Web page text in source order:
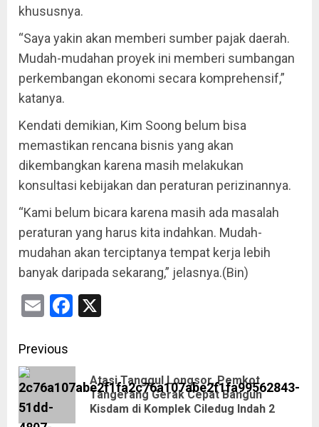
khususnya.
“Saya yakin akan memberi sumber pajak daerah.
Mudah-mudahan proyek ini memberi sumbangan
perkembangan ekonomi secara komprehensif,”
katanya.
Kendati demikian, Kim Soong belum bisa
memastikan rencana bisnis yang akan
dikembangkan karena masih melakukan
konsultasi kebijakan dan peraturan perizinannya.
“Kami belum bicara karena masih ada masalah
peraturan yang harus kita indahkan. Mudah-
mudahan akan terciptanya tempat kerja lebih
banyak daripada sekarang,” jelasnya.(Bin)
EmailFacebook
Previous
Atasi Tanggul Longsor, Pemkot
Tangerang Gerak Cepat Bangun
Kisdam di Komplek Ciledug Indah 2